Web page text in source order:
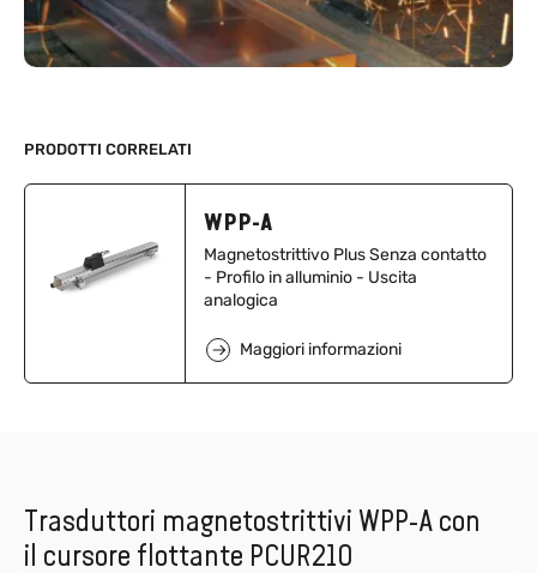
PRODOTTI CORRELATI
WPP-A
Magnetostrittivo Plus Senza contatto
- Profilo in alluminio - Uscita
analogica
Maggiori informazioni
Trasduttori magnetostrittivi WPP-A con
il cursore flottante PCUR210